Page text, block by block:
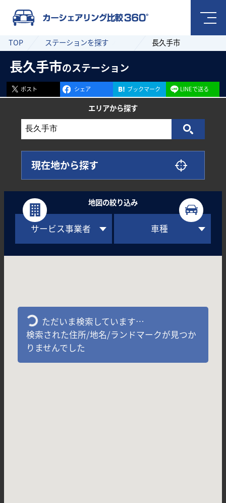
TOP ステーションを探す 長久手市
長久手市のステーション
ポスト シェア ブックマーク LINEで送る
エリアから探す
現在地から探す
地図の絞り込み
サービス事業者 車種
ただいま検索しています…
検索された住所/地名/ランドマークが見つか
りませんでした